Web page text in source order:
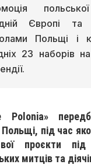
Європі та
Польщі і
23 наборів
Polonia»
під час
проєкти під
митців та